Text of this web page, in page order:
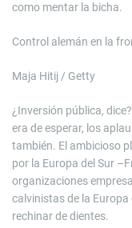
como mentar la bicha.
Control alemán en la
Maja Hitij / Getty
¿Inversión pública,
era de esperar, los
también. El ambicioso
por la Europa del Sur
organizaciones
calvinistas de la Europa
rechinar de dientes.